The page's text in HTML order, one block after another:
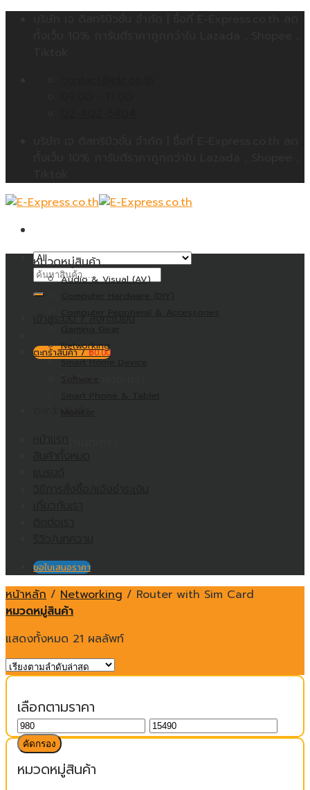
ค้นหา:
ตะกร้าสินค้า /฿0.00
ไม่มีสินค้าในตะกร้า
หมวดหมู่สินค้า
Audio & Visual (AV)
Networking
Smart Home Device
Software
ขอใบเสนอราคา
หน้าหลัก / Networking / Router with Sim Card
หมวดหมู่สินค้า
แสดงทั้งหมด 21 ผลลัพท์
เลือกตามราคา
ราคา
ต่ำ
สุด
ราคา
สูงสุด
คัดกรอง
หมวดหมู่สินค้า